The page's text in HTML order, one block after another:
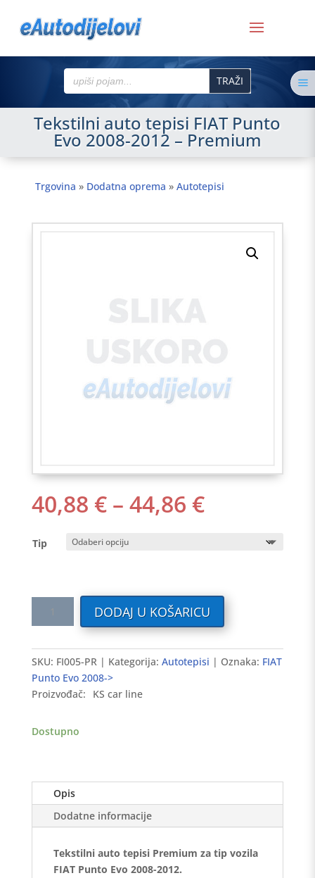
Search
for:
Tekstilni auto tepisi FIAT Punto
Evo 2008-2012 – Premium
Trgovina » Dodatna oprema » Autotepisi
40,88 € – 44,86 €RASPON
CIJENA:
40,88 €
Tip
FIAT
Punto
Evo
2008-
-
DODAJ U KOŠARICU
SKU: FI005-PR Kategorija: Autotepisi Oznaka: FIAT
Punto Evo 2008->
Proizvođač:
KS car line
Dostupno
Opis
Dodatne informacije
Tekstilni auto tepisi Premium za tip vozila
FIAT Punto Evo 2008-2012.
a